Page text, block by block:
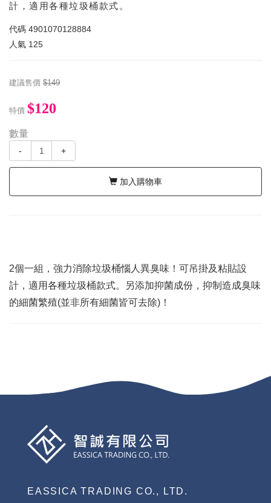
計，適用各種垃圾桶款式。
代碼 4901070128884
人氣 125
建議售價 $149
特價 $120
數量
- +
加入購物車
2個一組，強力消除垃圾桶惱人異臭味！可吊掛及粘貼設
計，適用各種垃圾桶款式。另添加抑菌成份，抑制造成臭味
的細菌繁殖(並非所有細菌皆可去除)！
EASSICA TRADING CO., LTD.